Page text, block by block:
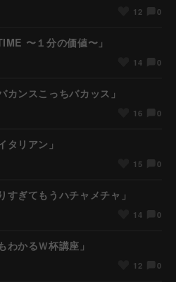
12 0
〜１分の価値〜」
14 0
ンスこっちバカッス」
16 0
リアン」
15 0
すぎてもうハチャメチャ」
14 0
かるＷ杯講座」
12 0